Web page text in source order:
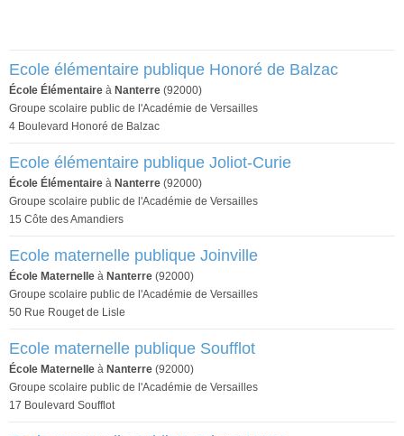
Ecole élémentaire publique Honoré de Balzac
École Élémentaire à Nanterre (92000)
Groupe scolaire public de l'Académie de Versailles
4 Boulevard Honoré de Balzac
Ecole élémentaire publique Joliot-Curie
École Élémentaire à Nanterre (92000)
Groupe scolaire public de l'Académie de Versailles
15 Côte des Amandiers
Ecole maternelle publique Joinville
École Maternelle à Nanterre (92000)
Groupe scolaire public de l'Académie de Versailles
50 Rue Rouget de Lisle
Ecole maternelle publique Soufflot
École Maternelle à Nanterre (92000)
Groupe scolaire public de l'Académie de Versailles
17 Boulevard Soufflot